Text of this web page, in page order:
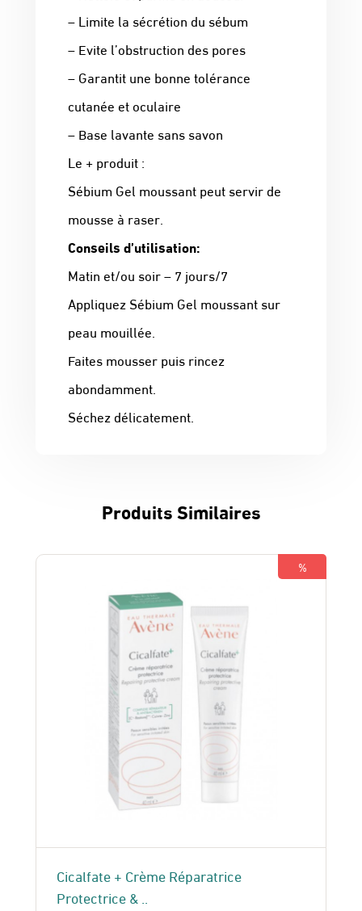
– Limite la sécrétion du sébum
– Evite l’obstruction des pores
– Garantit une bonne tolérance
cutanée et oculaire
– Base lavante sans savon
Le + produit :
Sébium Gel moussant peut servir de
mousse à raser.
Conseils d’utilisation:
Matin et/ou soir – 7 jours/7
Appliquez Sébium Gel moussant sur
peau mouillée.
Faites mousser puis rincez
abondamment.
Séchez délicatement.
Produits Similaires
%
Cicalfate + Crème Réparatrice
Protectrice & ..